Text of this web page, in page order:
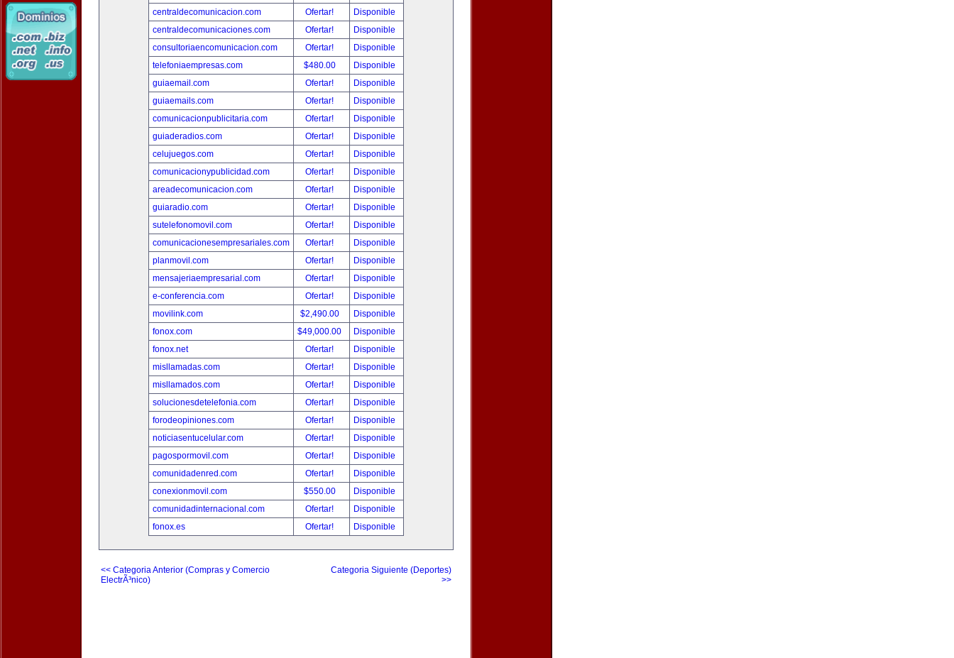
centraldecomunicacion.com
Ofertar!
Disponible
centraldecomunicaciones.com
Ofertar!
Disponible
consultoriaencomunicacion.com
Ofertar!
Disponible
telefoniaempresas.com
$480.00
Disponible
guiaemail.com
Ofertar!
Disponible
guiaemails.com
Ofertar!
Disponible
comunicacionpublicitaria.com
Ofertar!
Disponible
guiaderadios.com
Ofertar!
Disponible
celujuegos.com
Ofertar!
Disponible
comunicacionypublicidad.com
Ofertar!
Disponible
areadecomunicacion.com
Ofertar!
Disponible
guiaradio.com
Ofertar!
Disponible
sutelefonomovil.com
Ofertar!
Disponible
comunicacionesempresariales.com
Ofertar!
Disponible
planmovil.com
Ofertar!
Disponible
mensajeriaempresarial.com
Ofertar!
Disponible
e-conferencia.com
Ofertar!
Disponible
movilink.com
$2,490.00
Disponible
fonox.com
$49,000.00
Disponible
fonox.net
Ofertar!
Disponible
misllamadas.com
Ofertar!
Disponible
misllamados.com
Ofertar!
Disponible
solucionesdetelefonia.com
Ofertar!
Disponible
forodeopiniones.com
Ofertar!
Disponible
noticiasentucelular.com
Ofertar!
Disponible
pagospormovil.com
Ofertar!
Disponible
comunidadenred.com
Ofertar!
Disponible
conexionmovil.com
$550.00
Disponible
comunidadinternacional.com
Ofertar!
Disponible
fonox.es
Ofertar! Disponible
<< Categoria Anterior (Compras y Comercio
ElectrÃ³nico)
Categoria Siguiente (Deportes)
>>